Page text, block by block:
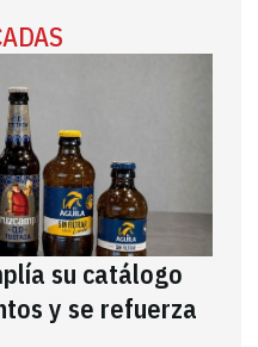
su catálogo
y se refuerza